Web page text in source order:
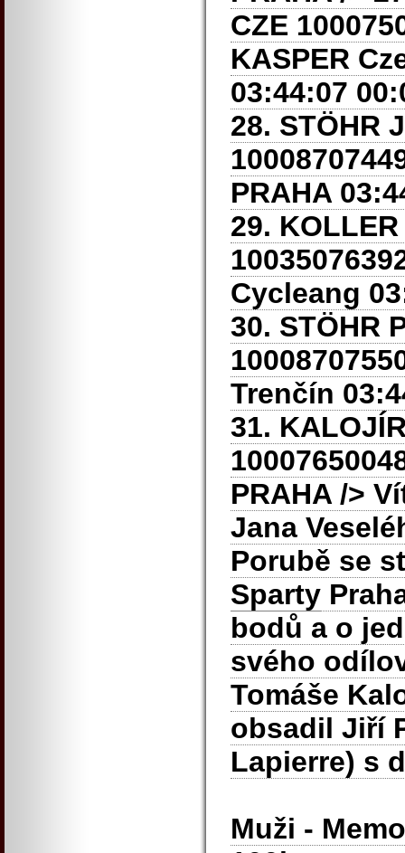
CZE
KASPER
03:44:07
28. STÖHR
PRAHA
29.
Cycleang
30. STÖHR
Trenčín
31.
PRAHA/>
Jana
Porubě se
Sparty
bodů a o
svého
Tomáše
obsadil Jiří
Lapierre) s
Muži -